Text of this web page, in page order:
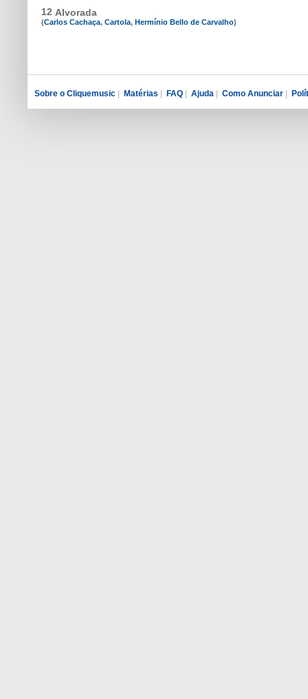
12 Alvorada
(Carlos Cachaça, Cartola, Hermínio Bello de Carvalho)
Sobre o Cliquemusic Matérias FAQ Ajuda Como Anunciar